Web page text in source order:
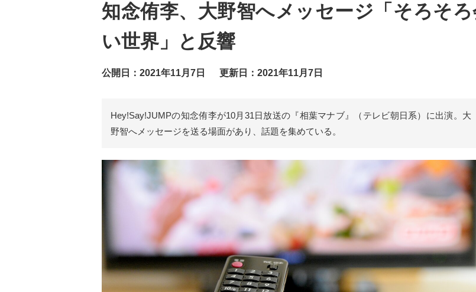
知念侑李、大野智へメッセージ「そろそ
い世界」と反響
公開日：2021年11月7日 更新日：2021年11月7日
Hey!Say!JUMPの知念侑李が10月31日放送の『相葉マナブ』（テレビ朝日系）に出演。大
野智へメッセージを送る場面があり、話題を集めている。